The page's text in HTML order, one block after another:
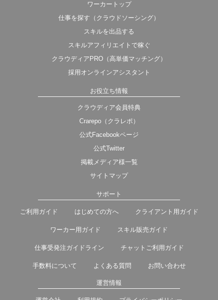
ワーカートップ
仕事を探す（クラウドソーシング）
スキルを出品する
スキルアフィリエイトで稼ぐ
クラウディアPRO（高単価マッチング）
採用オンラインアシスタント
お役立ち情報
クラウディア会員特典
Crarepo（クラレポ）
公式Facebookページ
公式Twitter
掲載メディア様一覧
サイトマップ
サポート
ご利用ガイド はじめての方へ クライアント用ガイド
ワーカー用ガイド スキル販売ガイド
仕事受発注ガイドライン チャットご利用ガイド
手数料について よくある質問 お問い合わせ
運営情報